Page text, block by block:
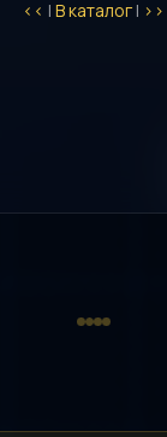
<< | В каталог | >>